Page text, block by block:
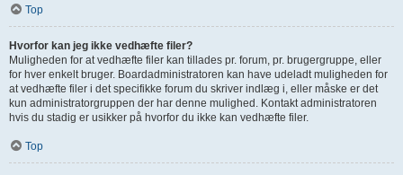
Top
Hvorfor kan jeg ikke vedhæfte filer?
Muligheden for at vedhæfte filer kan tillades pr. forum, pr. brugergruppe, eller
for hver enkelt bruger. Boardadministratoren kan have udeladt muligheden for
at vedhæfte filer i det specifikke forum du skriver indlæg i, eller måske er det
kun administratorgruppen der har denne mulighed. Kontakt administratoren
hvis du stadig er usikker på hvorfor du ikke kan vedhæfte filer.
Top